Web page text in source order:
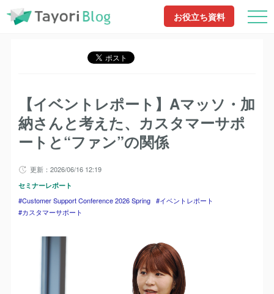
お役立ち資料
TayoriBlog 記事一覧 Customer Support Conference 2026 Spring
【イベ
ントレ
スタマ
ート
TayoriBlog 記事一覧 イベントレポート
【イベントレポート】Aマッソ・
【イベントレポート】Aマッソ・加
納さんと考えた、カスタマーサポ
ートと“ファン”の関係
更新：2026/06/16 12:19
セミナーレポート
Customer Support Conference 2026 Spring
イベントレポート
カスタマーサポート